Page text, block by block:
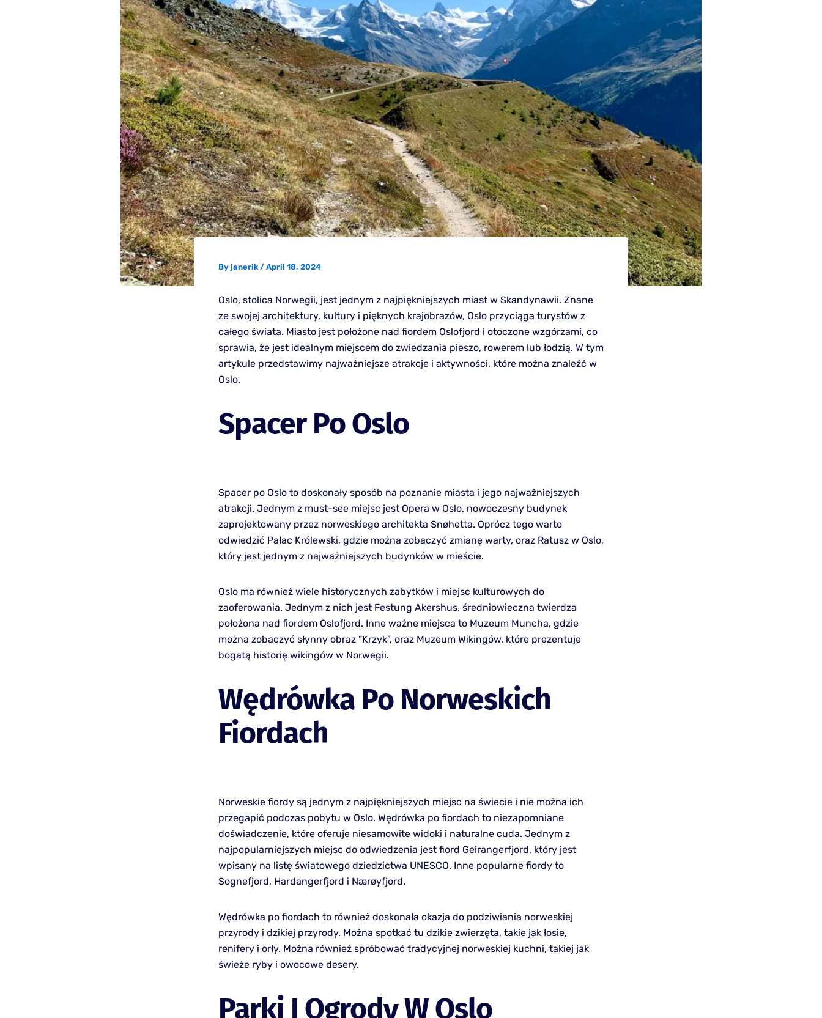
By janerik / April 18, 2024
Oslo, stolica Norwegii, jest jednym z najpiękniejszych miast w Skandynawii. Znane
ze swojej architektury, kultury i pięknych krajobrazów, Oslo przyciąga turystów z
całego świata. Miasto jest położone nad fiordem Oslofjord i otoczone wzgórzami, co
sprawia, że ​​jest idealnym miejscem do zwiedzania pieszo, rowerem lub łodzią. W tym
artykule przedstawimy najważniejsze atrakcje i aktywności, które można znaleźć w
Oslo.
Spacer Po Oslo
Spacer po Oslo to doskonały sposób na poznanie miasta i jego najważniejszych
atrakcji. Jednym z must-see miejsc jest Opera w Oslo, nowoczesny budynek
zaprojektowany przez norweskiego architekta Snøhetta. Oprócz tego warto
odwiedzić Pałac Królewski, gdzie można zobaczyć zmianę warty, oraz Ratusz w Oslo,
który jest jednym z najważniejszych budynków w mieście.
Oslo ma również wiele historycznych zabytków i miejsc kulturowych do
zaoferowania. Jednym z nich jest Festung Akershus, średniowieczna twierdza
położona nad fiordem Oslofjord. Inne ważne miejsca to Muzeum Muncha, gdzie
można zobaczyć słynny obraz “Krzyk”, oraz Muzeum Wikingów, które prezentuje
bogatą historię wikingów w Norwegii.
Wędrówka Po Norweskich
Fiordach
Norweskie fiordy są jednym z najpiękniejszych miejsc na świecie i nie można ich
przegapić podczas pobytu w Oslo. Wędrówka po fiordach to niezapomniane
doświadczenie, które oferuje niesamowite widoki i naturalne cuda. Jednym z
najpopularniejszych miejsc do odwiedzenia jest fiord Geirangerfjord, który jest
wpisany na listę światowego dziedzictwa UNESCO. Inne popularne fiordy to
Sognefjord, Hardangerfjord i Nærøyfjord.
Wędrówka po fiordach to również doskonała okazja do podziwiania norweskiej
przyrody i dzikiej przyrody. Można spotkać tu dzikie zwierzęta, takie jak łosie,
renifery i orły. Można również spróbować tradycyjnej norweskiej kuchni, takiej jak
świeże ryby i owocowe desery.
Parki I Ogrody W Oslo